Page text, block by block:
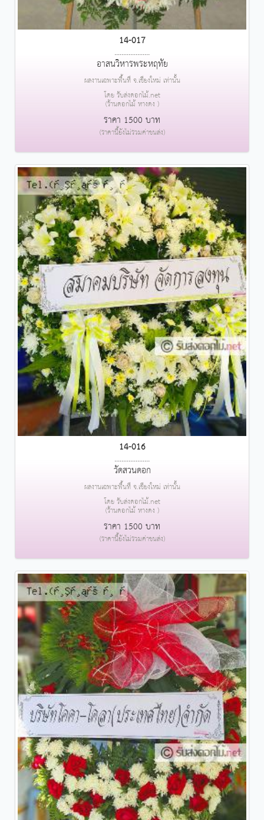
14-017
....................
อาสนวิหารพระหฤทัย
ผลงานเฉพาะพื้นที่ จ.เชียงใหม่ เท่านั้น
โดย รับส่งดอกไม้.net
(ร้านดอกไม้ หางดง )
ราคา 1500 บาท
(ราคานี้ยังไม่รวมค่าขนส่ง)
14-016
....................
วัดสวนดอก
ผลงานเฉพาะพื้นที่ จ.เชียงใหม่ เท่านั้น
โดย รับส่งดอกไม้.net
(ร้านดอกไม้ หางดง )
ราคา 1500 บาท
(ราคานี้ยังไม่รวมค่าขนส่ง)